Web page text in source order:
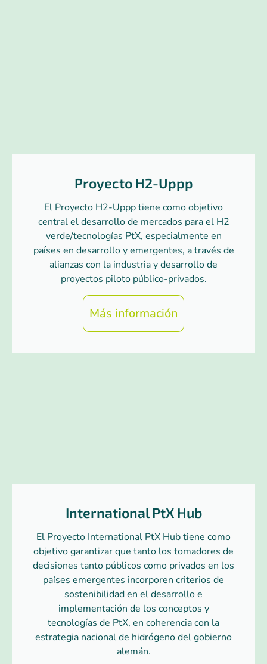
Proyecto H2-Uppp
El Proyecto H2-Uppp tiene como objetivo
central el desarrollo de mercados para el H2
verde/tecnologías PtX, especialmente en
países en desarrollo y emergentes, a través de
alianzas con la industria y desarrollo de
proyectos piloto público-privados.
Más información
International PtX Hub
El Proyecto International PtX Hub tiene como
objetivo garantizar que tanto los tomadores de
decisiones tanto públicos como privados en los
países emergentes incorporen criterios de
sostenibilidad en el desarrollo e
implementación de los conceptos y
tecnologías de PtX, en coherencia con la
estrategia nacional de hidrógeno del gobierno
alemán.